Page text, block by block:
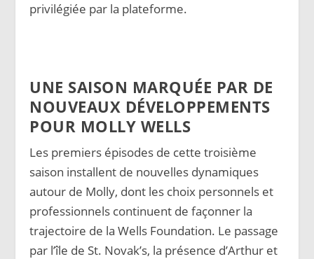
privilégiée par la plateforme.
UNE SAISON MARQUÉE PAR DE
NOUVEAUX DÉVELOPPEMENTS
POUR MOLLY WELLS
Les premiers épisodes de cette troisième
saison installent de nouvelles dynamiques
autour de Molly, dont les choix personnels et
professionnels continuent de façonner la
trajectoire de la Wells Foundation. Le passage
par l’île de St. Novak’s, la présence d’Arthur et